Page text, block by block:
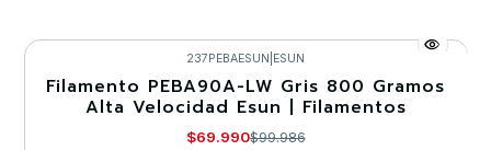
-30%
237PEBAESUN ESUN
Filamento PEBA90A-LW Gris 800 Gramos
Alta Velocidad Esun | Filamentos
$69.990$99.986